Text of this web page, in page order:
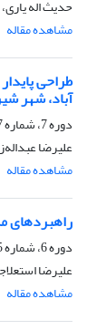
حدیث اله
مشاهده مقاله
آباد، شهر
دوره 7، شماره 27، تابستان 1396، صفحه
علیرضا
مشاهده مقاله
راهبردهای
دوره 6، شماره 25، زمستان 1395، صفحه
علیرضا
مشاهده مقاله